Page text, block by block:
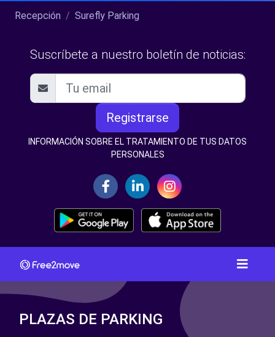
Recepción Surefly Parking
Suscríbete a nuestro boletín de noticias:
Registrarse
INFORMACIÓN SOBRE EL TRATAMIENTO DE TUS DATOS
PERSONALES
PLAZAS DE PARKING